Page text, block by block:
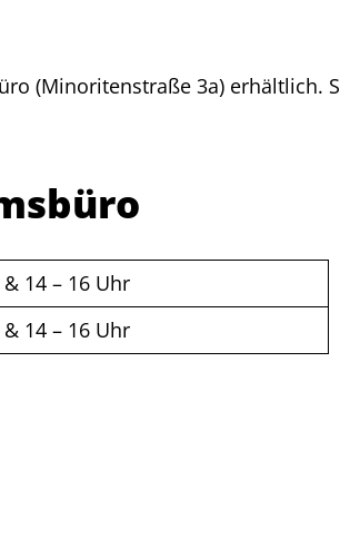
(Minoritenstraße 3a) erhältlich.
14 – 16 Uhr
14 – 16 Uhr